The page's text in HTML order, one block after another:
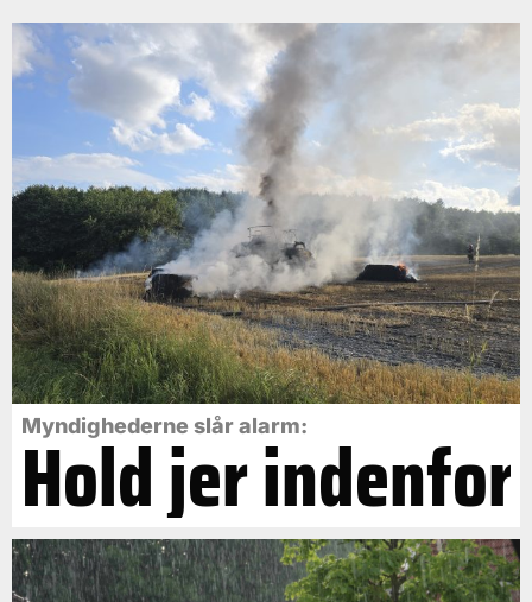
Myndighederne slår alarm:
Hold jer indenfor